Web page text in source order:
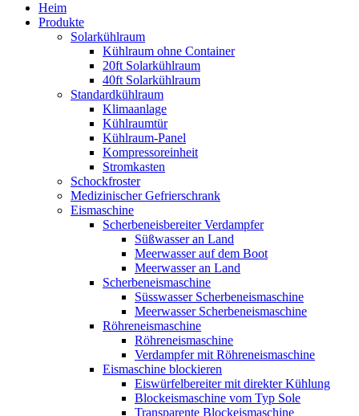
Heim
Produkte
Solarkühlraum
Kühlraum ohne Container
20ft Solarkühlraum
40ft Solarkühlraum
Standardkühlraum
Klimaanlage
Kühlraumtür
Kühlraum-Panel
Kompressoreinheit
Stromkasten
Schockfroster
Medizinischer Gefrierschrank
Eismaschine
Scherbeneisbereiter Verdampfer
Süßwasser an Land
Meerwasser auf dem Boot
Meerwasser an Land
Scherbeneismaschine
Süsswasser Scherbeneismaschine
Meerwasser Scherbeneismaschine
Röhreneismaschine
Röhreneismaschine
Verdampfer mit Röhreneismaschine
Eismaschine blockieren
Eiswürfelbereiter mit direkter Kühlung
Blockeismaschine vom Typ Sole
Transparente Blockeismaschine